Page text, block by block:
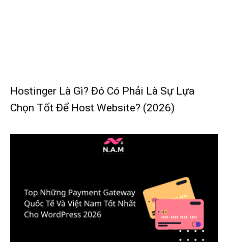
Hostinger Là Gì? Đó Có Phải Là Sự Lựa
Chọn Tốt Để Host Website? (2026)